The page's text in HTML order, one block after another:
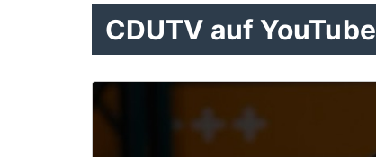
CDUTV auf YouTube